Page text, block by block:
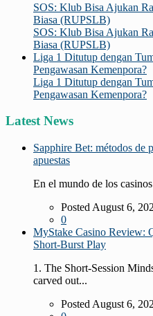
SOS: Klub Bisa Ajukan
Biasa (RUPSLB)
SOS: Klub Bisa Ajukan
Biasa (RUPSLB)
Liga 1 Ditutup dengan
Pengawasan Kemenpora?
Liga 1 Ditutup dengan
Pengawasan Kemenpora?
Latest News
Sapphire Bet: métodos de
apuestas
En el mundo de los
Posted August 6,
0
MyStake Casino Review:
Short‑Burst Play
1. The Short‑Session
carved out...
Posted August 6,